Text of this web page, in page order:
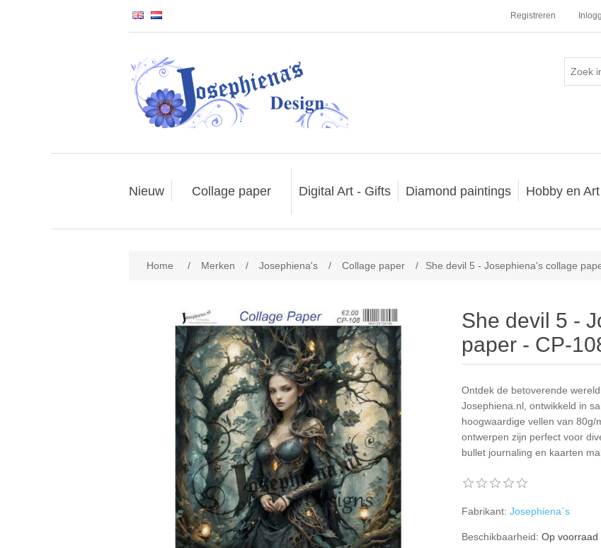
Registreren
Nieuw Collage paper Digital Art - Gifts Diamond paintings Hobby en Art
Home / Merken / Josephiena's / Collage paper / She devil 5 - Josephiena's collage
She devil 5 -
paper - CP-
Ontdek de betoverende
Josephiena.nl, ontwikkeld in
hoogwaardige vellen van
ontwerpen zijn perfect voor
bullet journaling en kaarten
Fabrikant: Josephiena`s
Beschikbaarheid: Op voorraad